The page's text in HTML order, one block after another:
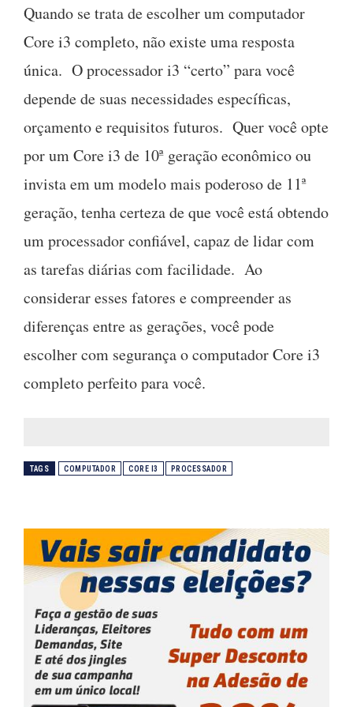
Quando se trata de escolher um computador
Core i3 completo, não existe uma resposta
única. O processador i3 “certo” para você
depende de suas necessidades específicas,
orçamento e requisitos futuros. Quer você opte
por um Core i3 de 10ª geração econômico ou
invista em um modelo mais poderoso de 11ª
geração, tenha certeza de que você está obtendo
um processador confiável, capaz de lidar com
as tarefas diárias com facilidade. Ao
considerar esses fatores e compreender as
diferenças entre as gerações, você pode
escolher com segurança o computador Core i3
completo perfeito para você.
TAGS COMPUTADOR CORE I3 PROCESSADOR